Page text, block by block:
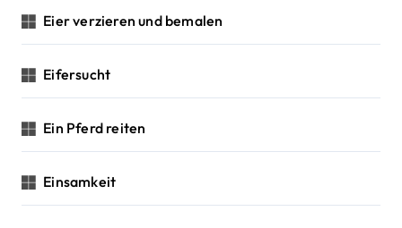
Eier verzieren und bemalen
Eifersucht
Ein Pferd reiten
Einsamkeit